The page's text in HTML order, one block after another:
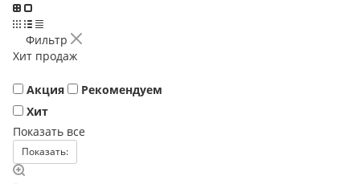
Фильтр
Хит продаж
Акция
Рекомендуем
Хит
Показать все
Показать: